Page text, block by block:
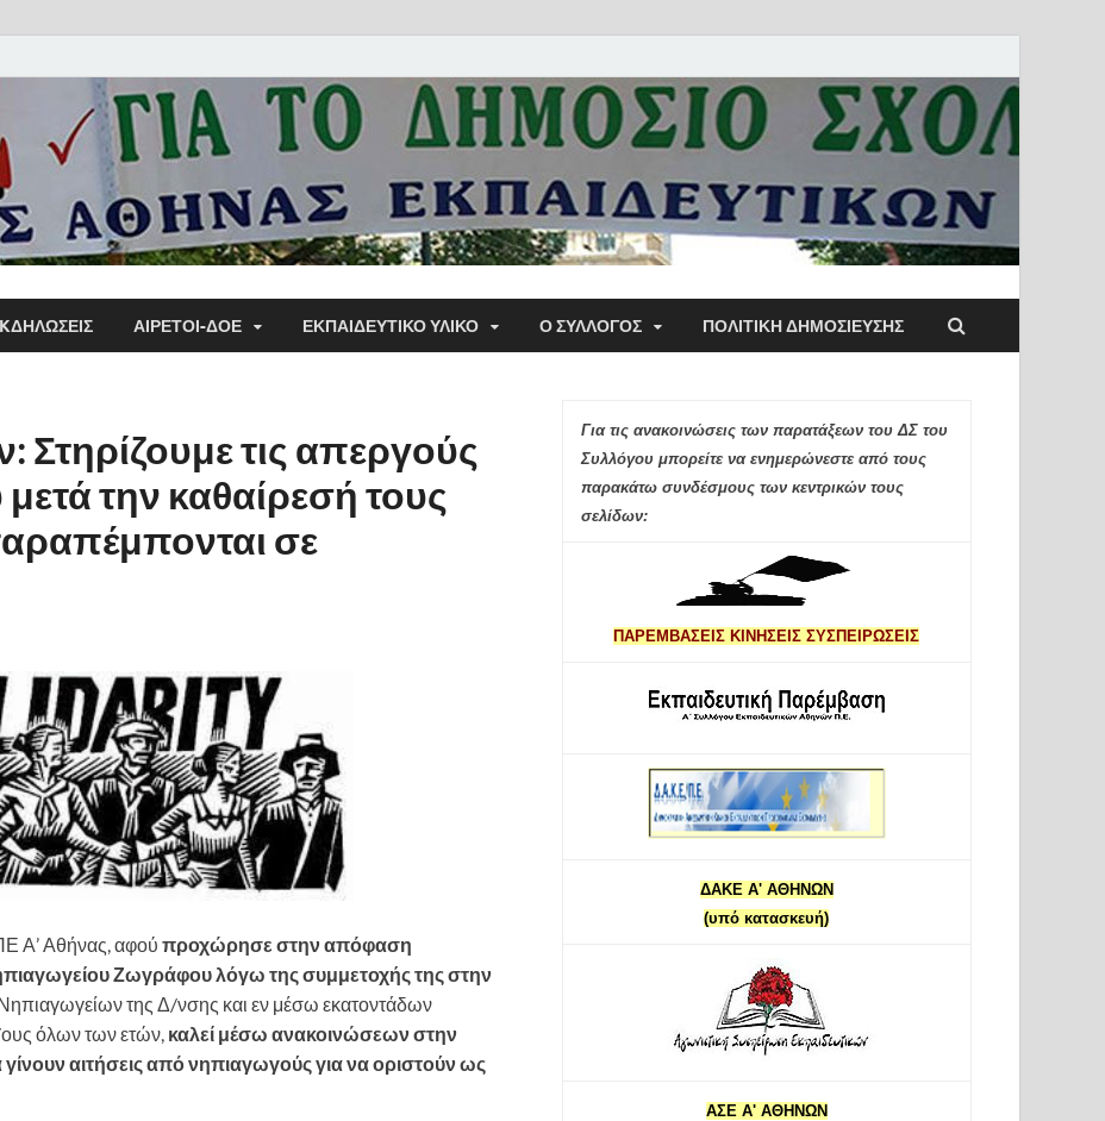
Α΄ Σύλλογος Αθηνών
Εκπαιδευτικών Π.Ε.
ΑΙΡΕΤΟΙ-ΔΟΕ ΕΚΠΑΙΔΕΥΤΙΚΌ ΥΛΙΚΌ Ο ΣΥΛΛΟΓΟΣ ΠΟΛΙΤΙΚΉ ΔΗΜΟΣΊΕΥΣΗΣ
τις απεργούς
την καθαίρεσή τους
σε
Α’ Αθήνας, αφού προχώρησε στην απόφαση
Ζωγράφου λόγω της συμμετοχής της στην
της Δ/νσης και εν μέσω εκατοντάδων
ους όλων των ετών, καλεί μέσω ανακοινώσεων στην
αιτήσεις από νηπιαγωγούς για να οριστούν ως
Για τις ανακοινώσεις των παρατάξεων του ΔΣ του
Συλλόγου μπορείτε να ενημερώνεστε από τους
παρακάτω συνδέσμους των κεντρικών τους
σελίδων:
ΠΑΡΕΜΒΑΣΕΙΣ ΚΙΝΗΣΕΙΣ ΣΥΣΠΕΙΡΩΣΕΙΣ
ΔΑΚΕ Α' ΑΘΗΝΩΝ
(υπό κατασκευή)
ΑΣΕ Α' ΑΘΗΝΩΝ